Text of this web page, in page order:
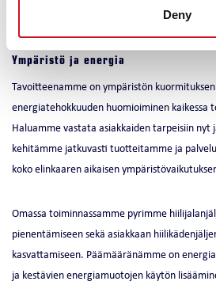
Deny
Ympäristö ja energia
Tavoitteenamme on ympäristön
energiatehokkuuden huomioiminen kaikessa
Haluamme vastata asiakkaiden tarpeisiin nyt
kehitämme jatkuvasti tuotteitamme ja
koko elinkaaren aikaisen
Omassa toiminnassamme pyrimme
pienentämiseen sekä asiakkaan
kasvattamiseen. Päämääränämme on
ja kestävien energiamuotojen käytön